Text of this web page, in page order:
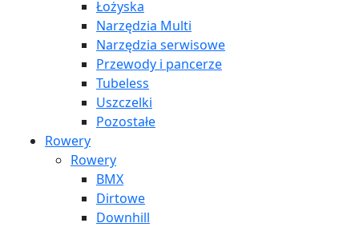
Łożyska
Narzędzia Multi
Narzędzia serwisowe
Przewody i pancerze
Tubeless
Uszczelki
Pozostałe
Rowery
Rowery
BMX
Dirtowe
Downhill